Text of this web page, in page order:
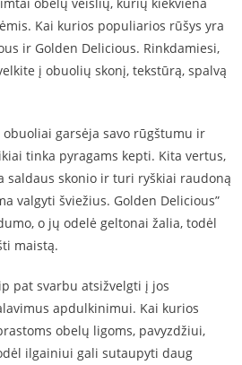
Kai kurios populiarios rūšys yra
ir Golden Delicious. Rinkdamiesi,
į obuolių skonį, tekstūrą, spalvą
obuoliai garsėja savo rūgštumu ir
tinka pyragams kepti. Kita vertus,
saldaus skonio ir turi ryškiai raudoną
valgyti šviežius. Golden Delicious”
o jų odelė geltonai žalia, todėl
maistą.
pat svarbu atsižvelgti į jos
apdulkinimui. Kai kurios
obelų ligoms, pavyzdžiui,
ilgainiui gali sutaupyti daug